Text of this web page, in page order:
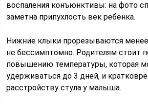
воспаления конъюнктивы: на фото
заметна припухлость век ребенка.
Нижние клыки прорезываются менее
не бессимптомно. Родителям стоит
повышению температуры, которая
удерживаться до 3 дней, и
расстройству стула у малыша.